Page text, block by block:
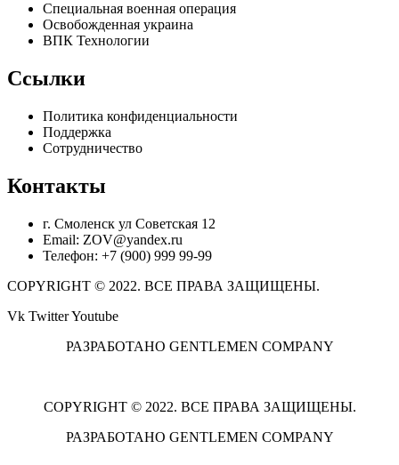
Специальная военная операция
Освобожденная украина
ВПК Технологии
Ссылки
Политика конфиденциальности
Поддержка
Сотрудничество
Контакты
г. Смоленск ул Советская 12
Email: ZOV@yandex.ru
Телефон: +7 (900) 999 99-99
COPYRIGHT © 2022. ВСЕ ПРАВА ЗАЩИЩЕНЫ.
Vk TwitterYoutube
РАЗРАБОТАНО GENTLEMEN COMPANY
COPYRIGHT © 2022. ВСЕ ПРАВА ЗАЩИЩЕНЫ.
РАЗРАБОТАНО GENTLEMEN COMPANY